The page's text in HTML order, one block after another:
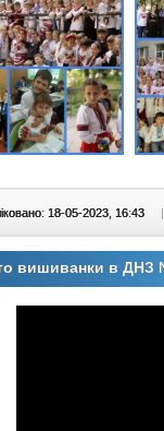
18-05-2023, 16:43 |
вишиванки в ДНЗ